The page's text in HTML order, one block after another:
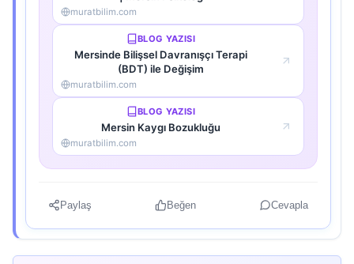
muratbilim.com
BLOG YAZISI
Mersinde Bilişsel Davranışçı Terapi
(BDT) ile Değişim
muratbilim.com
BLOG YAZISI
Mersin Kaygı Bozukluğu
muratbilim.com
Paylaş Beğen Cevapla